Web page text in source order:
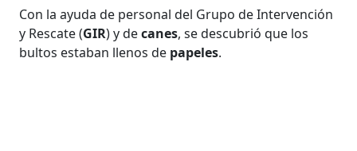
Con la ayuda de personal del Grupo de Intervención
y Rescate (GIR) y decanes, se descubrió que los
bultos estaban llenos de papeles.